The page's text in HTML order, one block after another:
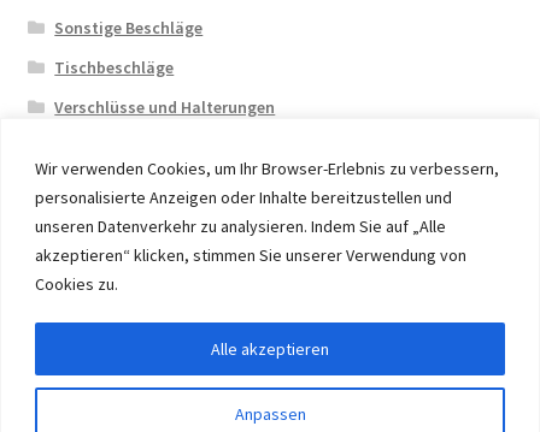
Wir verwenden Cookies, um Ihr Browser-Erlebnis zu verbessern,
personalisierte Anzeigen oder Inhalte bereitzustellen und
unseren Datenverkehr zu analysieren. Indem Sie auf „Alle
akzeptieren“ klicken, stimmen Sie unserer Verwendung von
Cookies zu.
Anpassen
Alle akzeptieren
Sonstige Beschläge
Tischbeschläge
Verschlüsse und Halterungen
© 2026 Eruon Trade UG, Germany, member of the ERUON